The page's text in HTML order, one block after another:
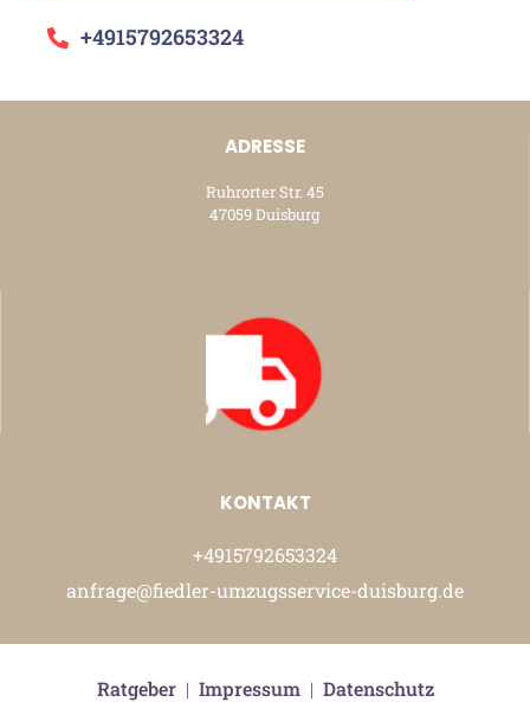
+4915792653324
ADRESSE
Ruhrorter Str. 45
47059 Duisburg
KONTAKT
+4915792653324
anfrage@fiedler-umzugsservice-duisburg.de
Ratgeber| Impressum| Datenschutz